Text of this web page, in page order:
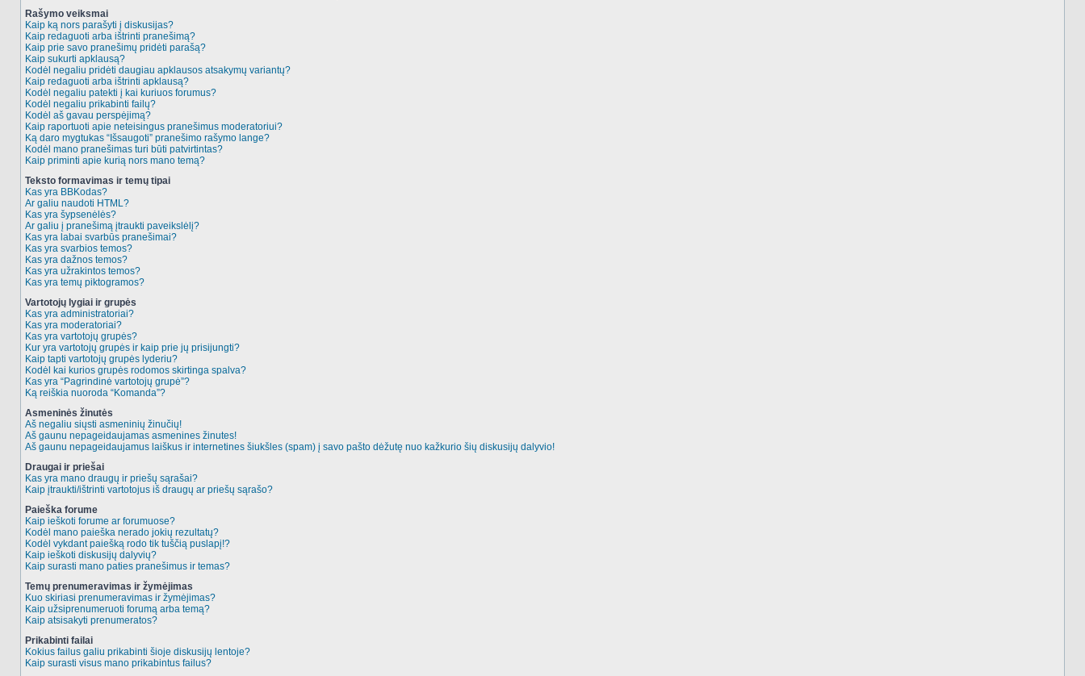
Rašymo veiksmai
Kaip ką nors parašyti į diskusijas?
Kaip redaguoti arba ištrinti pranešimą?
Kaip prie savo pranešimų pridėti parašą?
Kaip sukurti apklausą?
Kodėl negaliu pridėti daugiau apklausos atsakymų variantų?
Kaip redaguoti arba ištrinti apklausą?
Kodėl negaliu patekti į kai kuriuos forumus?
Kodėl negaliu prikabinti failų?
Kodėl aš gavau perspėjimą?
Kaip raportuoti apie neteisingus pranešimus moderatoriui?
Ką daro mygtukas “Išsaugoti” pranešimo rašymo lange?
Kodėl mano pranešimas turi būti patvirtintas?
Kaip priminti apie kurią nors mano temą?
Teksto formavimas ir temų tipai
Kas yra BBKodas?
Ar galiu naudoti HTML?
Kas yra šypsenėlės?
Ar galiu į pranešimą įtraukti paveikslėlį?
Kas yra labai svarbūs pranešimai?
Kas yra svarbios temos?
Kas yra dažnos temos?
Kas yra užrakintos temos?
Kas yra temų piktogramos?
Vartotojų lygiai ir grupės
Kas yra administratoriai?
Kas yra moderatoriai?
Kas yra vartotojų grupės?
Kur yra vartotojų grupės ir kaip prie jų prisijungti?
Kaip tapti vartotojų grupės lyderiu?
Kodėl kai kurios grupės rodomos skirtinga spalva?
Kas yra “Pagrindinė vartotojų grupė”?
Ką reiškia nuoroda “Komanda”?
Asmeninės žinutės
Aš negaliu siųsti asmeninių žinučių!
Aš gaunu nepageidaujamas asmenines žinutes!
Aš gaunu nepageidaujamus laiškus ir internetines šiukšles (spam) į savo pašto dėžutę nuo kažkurio šių diskusijų dalyvio!
Draugai ir priešai
Kas yra mano draugų ir priešų sąrašai?
Kaip įtraukti/ištrinti vartotojus iš draugų ar priešų sąrašo?
Paieška forume
Kaip ieškoti forume ar forumuose?
Kodėl mano paieška nerado jokių rezultatų?
Kodėl vykdant paiešką rodo tik tuščią puslapį!?
Kaip ieškoti diskusijų dalyvių?
Kaip surasti mano paties pranešimus ir temas?
Temų prenumeravimas ir žymėjimas
Kuo skiriasi prenumeravimas ir žymėjimas?
Kaip užsiprenumeruoti forumą arba temą?
Kaip atsisakyti prenumeratos?
Prikabinti failai
Kokius failus galiu prikabinti šioje diskusijų lentoje?
Kaip surasti visus mano prikabintus failus?